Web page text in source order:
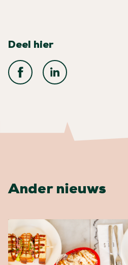
Deel hier
Ander nieuws